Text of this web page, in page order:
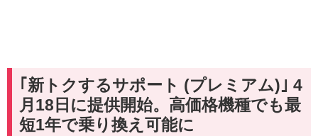
｢新トクするサポート (プレミアム)｣ 4
月18日に提供開始。高価格機種でも最
短1年で乗り換え可能に